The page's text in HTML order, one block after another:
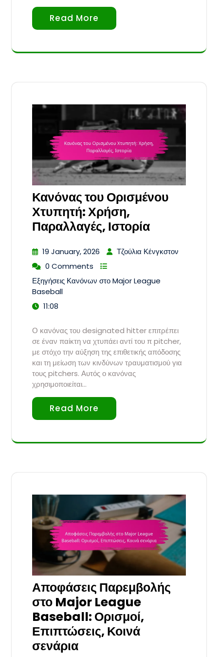
Read More
Κανόνας του Ορισμένου
Χτυπητή: Χρήση,
Παραλλαγές, Ιστορία
19 January, 2026
Τζούλια Κένγκστον
0 Comments
Εξηγήσεις Κανόνων στο Major League
Baseball
11:08
Ο κανόνας του designated hitter επιτρέπει
σε έναν παίκτη να χτυπάει αντί του π pitcher,
με στόχο την αύξηση της επιθετικής απόδοσης
και τη μείωση των κινδύνων τραυματισμού για
τους pitchers. Αυτός ο κανόνας
χρησιμοποιείται…
Read More
Αποφάσεις Παρεμβολής
στο Major League
Baseball: Ορισμοί,
Επιπτώσεις, Κοινά
σενάρια